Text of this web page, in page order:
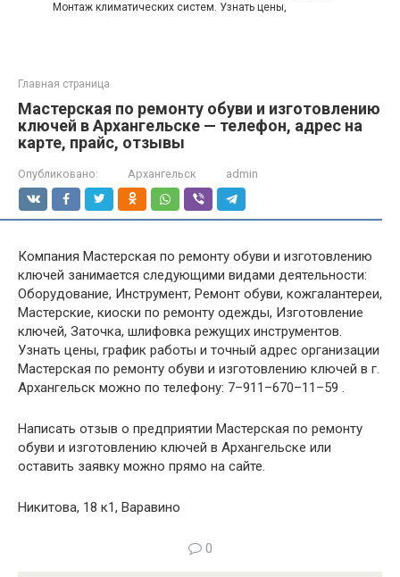
Монтаж климатических систем. Узнать цены,
Главная страница
Мастерская по ремонту обуви и изготовлению
ключей в Архангельске — телефон, адрес на
карте, прайс, отзывы
Опубликовано: Архангельск admin
Компания Мастерская по ремонту обуви и изготовлению
ключей занимается следующими видами деятельности:
Оборудование, Инструмент, Ремонт обуви, кожгалантереи,
Мастерские, киоски по ремонту одежды, Изготовление
ключей, Заточка, шлифовка режущих инструментов.
Узнать цены, график работы и точный адрес организации
Мастерская по ремонту обуви и изготовлению ключей в г.
Архангельск можно по телефону: 7–911–670–11–59 .
Написать отзыв о предприятии Мастерская по ремонту
обуви и изготовлению ключей в Архангельске или
оставить заявку можно прямо на сайте.
Никитова, 18 к1, Варавино
0